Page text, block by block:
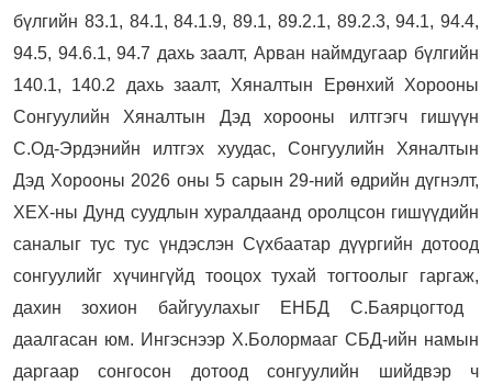
бүлгийн 83.1, 84.1, 84.1.9, 89.1, 89.2.1, 89.2.3, 94.1, 94.4,
94.5, 94.6.1, 94.7 дахь заалт, Арван наймдугаар бүлгийн
140.1, 140.2 дахь заалт, Хяналтын Ерөнхий Хорооны
Сонгуулийн Хяналтын Дэд хорооны илтгэгч гишүүн
С.Од-Эрдэнийн илтгэх хуудас, Сонгуулийн Хяналтын
Дэд Хорооны 2026 оны 5 сарын 29-ний өдрийн дүгнэлт,
ХЕХ-ны Дунд суудлын хуралдаанд оролцсон гишүүдийн
саналыг тус тус үндэслэн Сүхбаатар дүүргийн дотоод
сонгуулийг хүчингүйд тооцох тухай тогтоолыг гаргаж,
дахин зохион байгуулахыг ЕНБД С.Баярцогтод
даалгасан юм. Ингэснээр Х.Болормааг СБД-ийн намын
даргаар сонгосон дотоод сонгуулийн шийдвэр ч